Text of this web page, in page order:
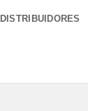
DISTRIBUIDORES